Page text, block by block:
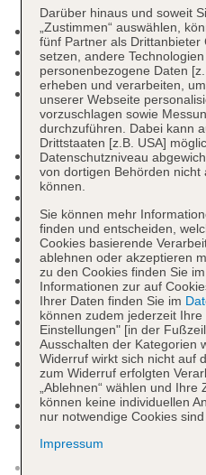
Barzahlung, pro Tag
Check-in Zeit ab 15:00
Check-out Zeit bis
Hoteleröffnung: 2014
Rezeption: täglich 24
deutsch, englisch,
Geldwechsel möglich,
Lift
Sonnenterrasse
Poollandschaft
25m-Sport-Pool
Pool: Indoor
Kinderpool
Whirlpool: im
Badetücher
Diskothek/Nachtclub
Internet: WLAN/WiFi,
(Anlage): ohne Gebühr
Wäscheservice
Zahlungsarten: TUI
Karte/Maestro
Darüber hinaus und soweit
„Zustimmen“ auswählen,
fünf Partner als
setzen, andere
personenbezogene Daten
erheben und verarbeiten,
unserer Webseite
vorzuschlagen sowie
durchzuführen. Dabei kann
Drittstaaten [z.B. USA]
Datenschutzniveau
von dortigen Behörden nicht
können.
Sie können mehr
finden und entscheiden,
Cookies basierende
ablehnen oder akzeptieren
zu den Cookies finden Sie im
Informationen zur auf
Ihrer Daten finden Sie im
können zudem jederzeit
Einstellungen" [in der
Ausschalten der Kategorien
Widerruf wirkt sich nicht auf
zum Widerruf erfolgten
„Ablehnen“ wählen und Ihre
können keine individuellen
nur notwendige Cookies sind
Impressum